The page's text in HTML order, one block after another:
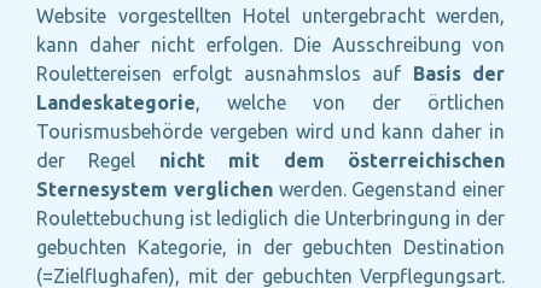
Website vorgestellten Hotel untergebracht werden,
kann daher nicht erfolgen. Die Ausschreibung von
Roulettereisen erfolgt ausnahmslos auf Basis der
Landeskategorie, welche von der örtlichen
Tourismusbehörde vergeben wird und kann daher in
der Regel nicht mit dem österreichischen
Sternesystem verglichenwerden. Gegenstand einer
Roulettebuchung ist lediglich die Unterbringung in der
gebuchten Kategorie, in der gebuchten Destination
(=Zielflughafen), mit der gebuchten Verpflegungsart.